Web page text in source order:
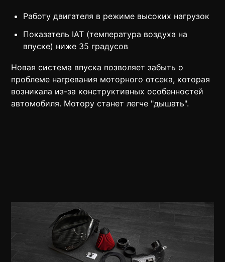
Работу двигателя в режиме высоких нагрузок
Показатель IAT (температура воздуха на
впуске) ниже 35 градусов
Новая система впуска позволяет забыть о
проблеме нагревания моторного отсека, которая
возникала из-за конструктивных особенностей
автомобиля. Мотору станет легче "дышать".